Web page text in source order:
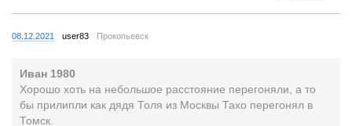
08.12.2021 user83 Прокопьевск
Иван 1980
Хорошо хоть на небольшое расстояние перегоняли, а то
бы прилипли как дядя Толя из Москвы Тахо перегонял в
Томск.